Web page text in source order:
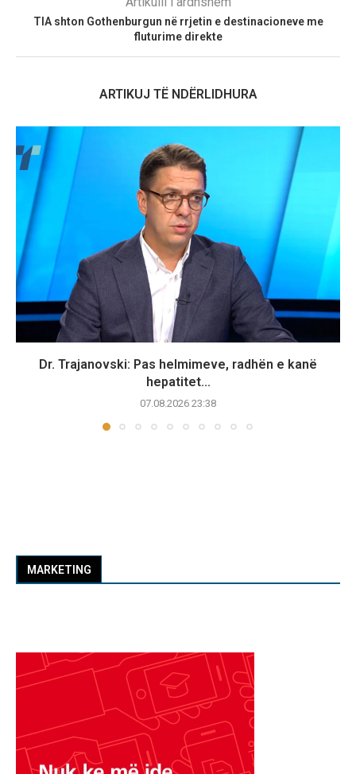
TIA shton Gothenburgun në rrjetin e destinacioneve me
fluturime direkte
ARTIKUJ TË NDËRLIDHURA
Dr. Trajanovski: Pas helmimeve, radhën e kanë
hepatitet...
07.08.2026 23:38
MARKETING